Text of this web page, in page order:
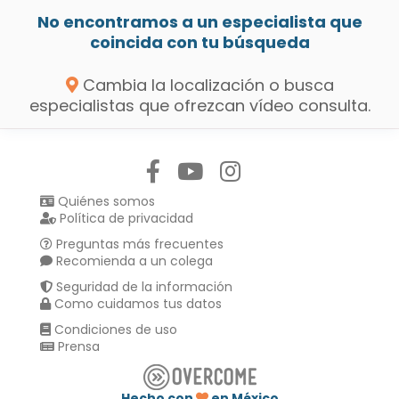
No encontramos a un especialista que
coincida con tu búsqueda
Cambia la localización o busca
especialistas que ofrezcan vídeo consulta.
Quiénes somos
Política de privacidad
Preguntas más frecuentes
Recomienda a un colega
Seguridad de la información
Como cuidamos tus datos
Condiciones de uso
Prensa